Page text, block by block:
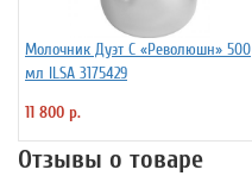
Молочник Дуэт C «Революшн» 500
мл ILSA 3175429
11 800 р.
Отзывы о товаре